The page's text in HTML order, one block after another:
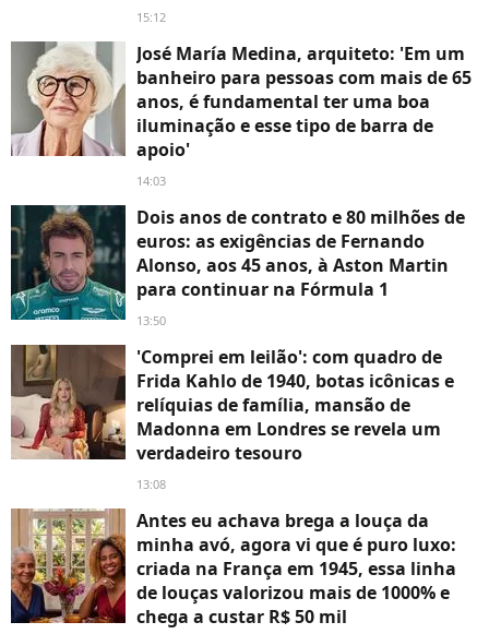
15:12
José María Medina, arquiteto: 'Em um
banheiro para pessoas com mais de 65
anos, é fundamental ter uma boa
iluminação e esse tipo de barra de
apoio'
14:03
Dois anos de contrato e 80 milhões de
euros: as exigências de Fernando
Alonso, aos 45 anos, à Aston Martin
para continuar na Fórmula 1
13:50
'Comprei em leilão': com quadro de
Frida Kahlo de 1940, botas icônicas e
relíquias de família, mansão de
Madonna em Londres se revela um
verdadeiro tesouro
13:08
Antes eu achava brega a louça da
minha avó, agora vi que é puro luxo:
criada na França em 1945, essa linha
de louças valorizou mais de 1000% e
chega a custar R$ 50 mil